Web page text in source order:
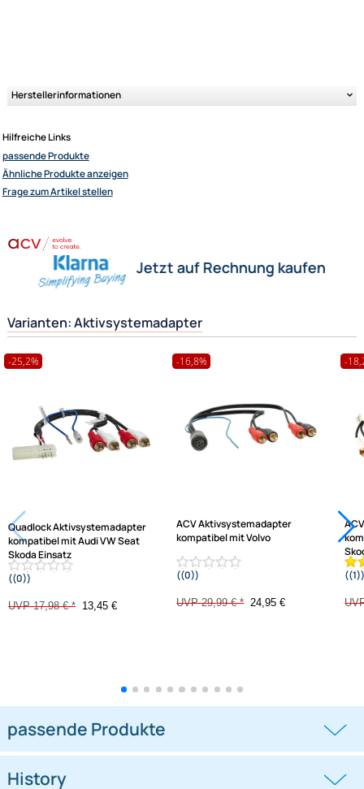
Herstellerinformationen
Hilfreiche Links
Ähnliche Produkte anzeigen
Jetzt auf Rechnung kaufen
-25,2%
Quadlock Aktivsystemadapter
kompatibel mit Audi VW Seat
Skoda Einsatz
((0))
-16,8%
Zahlungsarten
Wir versenden mit
Unsere Leistungen